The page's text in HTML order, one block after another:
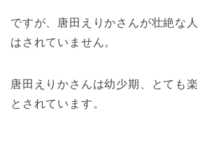
ですが、唐田えりかさんが壮絶な
はされていません。
唐田えりかさんは幼少期、とても
とされています。